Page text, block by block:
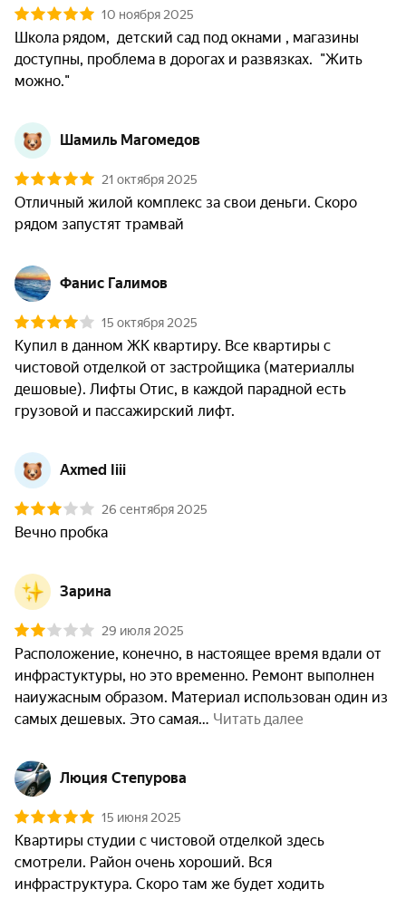
10 ноября 2025
Школа рядом,  детский сад под окнами , магазины
доступны, проблема в дорогах и развязках.  "Жить
можно."
Шамиль Магомедов
21 октября 2025
Отличный жилой комплекс за свои деньги. Скоро
рядом запустят трамвай
Фанис Галимов
15 октября 2025
Купил в данном ЖК квартиру. Все квартиры с
чистовой отделкой от застройщика (материаллы
дешовые). Лифты Отис, в каждой парадной есть
грузовой и пассажирский лифт.
Axmed Iiii
26 сентября 2025
Вечно пробка
Зарина
29 июля 2025
Расположение, конечно, в настоящее время вдали от
инфрастуктуры, но это временно. Ремонт выполнен
наиужасным образом. Материал использован один из
самых дешевых. Это самая
Читать далее
Люция Степурова
15 июня 2025
Квартиры студии с чистовой отделкой здесь
смотрели. Район очень хороший. Вся
инфраструктура. Скоро там же будет ходить